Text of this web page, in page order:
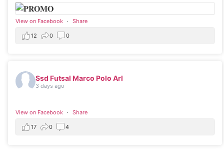
View on Facebook · Share
12 0 0
Ssd Futsal Marco Polo Arl
3 days ago
View on Facebook · Share
17 0 4